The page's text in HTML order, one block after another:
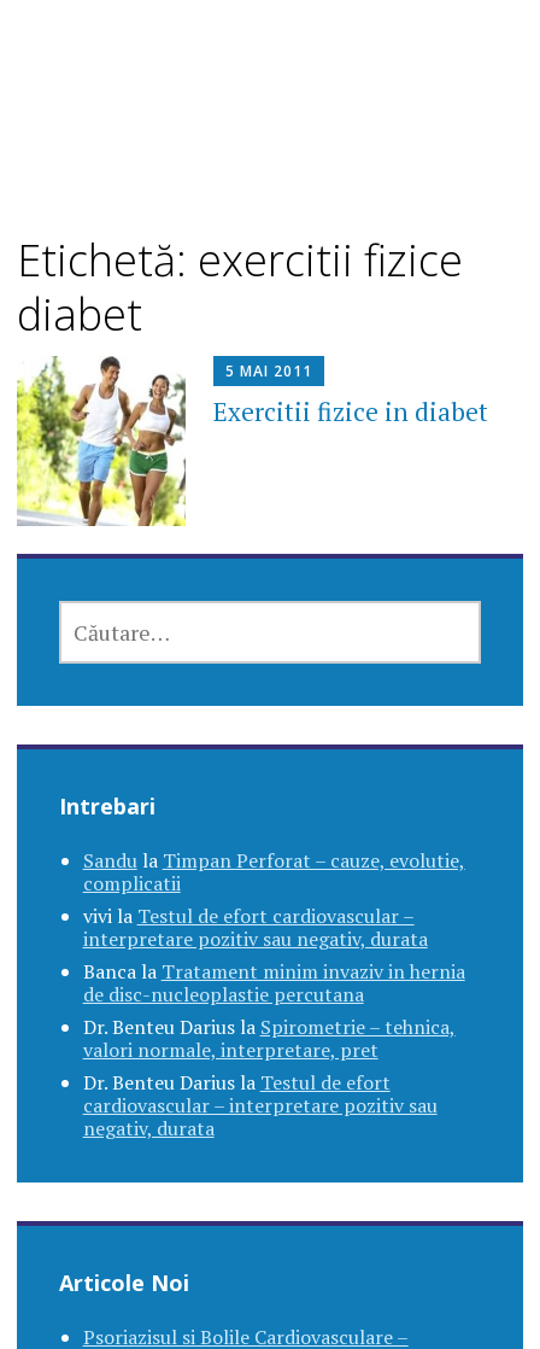
Etichetă: exercitii fizice
diabet
5 MAI 2011
Exercitii fizice in diabet
DUPĂ:
Intrebari
Sandula Timpan Perforat – cauze, evolutie,
complicatii
vivila Testul de efort cardiovascular –
interpretare pozitiv sau negativ, durata
Bancala Tratament minim invaziv in hernia
de disc-nucleoplastie percutana
Dr. Benteu Dariusla Spirometrie – tehnica,
valori normale, interpretare, pret
Dr. Benteu Dariusla Testul de efort
cardiovascular – interpretare pozitiv sau
negativ, durata
Articole Noi
Psoriazisul si Bolile Cardiovasculare –